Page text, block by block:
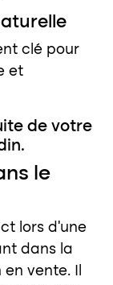
clé pour
et
de votre
le
lors d’une
dans la
vente. Il